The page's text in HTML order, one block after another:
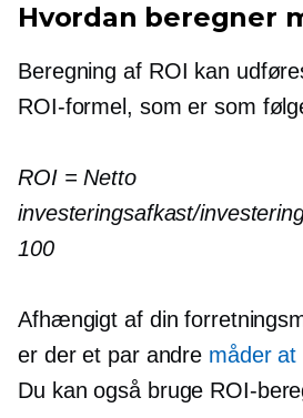
Hvordan beregner
Beregning af ROI kan
ROI-formel, som er som
ROI = Netto
investeringsafkast/
100
Afhængigt af din
er der et par andre måder at
Du kan også bruge ROI-